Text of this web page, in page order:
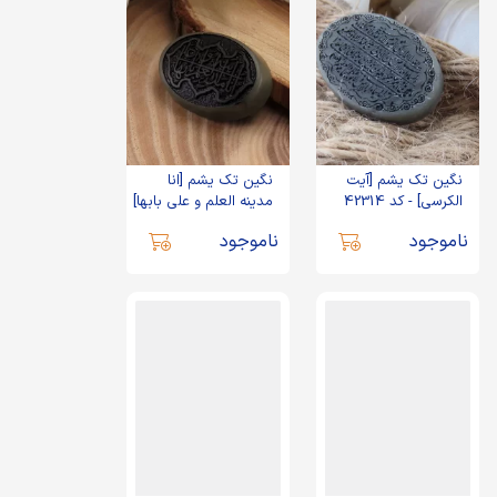
نگین تک یشم [آیت
الکرسی] - کد 42314
ناموجود
نگین تک یشم [انا
مدینه العلم و علی بابها]
ناموجود